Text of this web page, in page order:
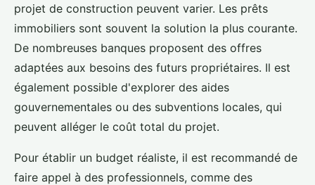
projet de construction peuvent varier. Les prêts
immobiliers sont souvent la solution la plus courante.
De nombreuses banques proposent des offres
adaptées aux besoins des futurs propriétaires. Il est
également possible d'explorer des aides
gouvernementales ou des subventions locales, qui
peuvent alléger le coût total du projet.
Pour établir un budget réaliste, il est recommandé de
faire appel à des professionnels, comme des